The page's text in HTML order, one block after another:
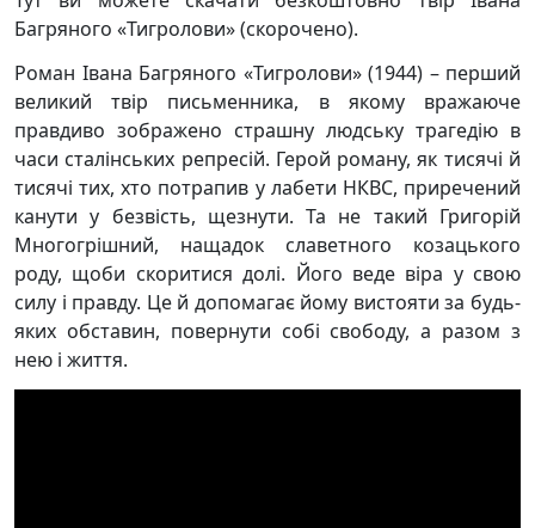
Багряного «Тигролови» (скорочено).
Роман Івана Багряного «Тигролови» (1944) – перший
великий твір письменника, в якому вражаюче
правдиво зображено страшну людську трагедію в
часи сталінських репресій. Герой роману, як тисячі й
тисячі тих, хто потрапив у лабети НКВС, приречений
канути у безвість, щезнути. Та не такий Григорій
Многогрішний, нащадок славетного козацького
роду, щоби скоритися долі. Його веде віра у свою
силу і правду. Це й допомагає йому вистояти за будь-
яких обставин, повернути собі свободу, а разом з
нею і життя.